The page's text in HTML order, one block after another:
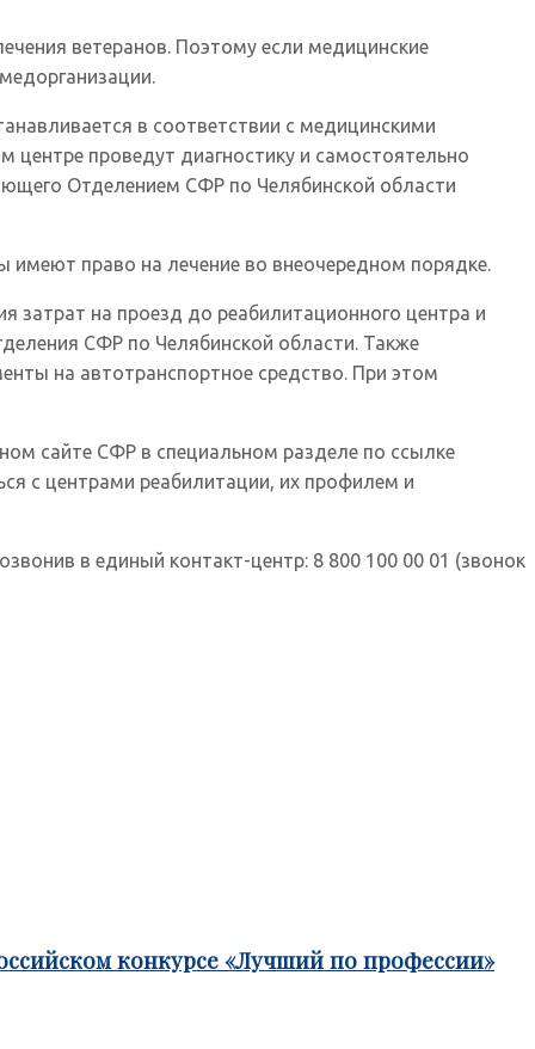
ветеранов. Поэтому если медицинские
в соответствии с медицинскими
центре проведут диагностику и самостоятельно
Отделением СФР по Челябинской области
имеют право на лечение во внеочередном порядке.
затрат на проезд до реабилитационного центра и
СФР по Челябинской области. Также
на автотранспортное средство. При этом
сайте СФР в специальном разделе по ссылке
с центрами реабилитации, их профилем и
в единый контакт-центр: 8 800 100 00 01 (звонок
конкурсе «Лучший по профессии»